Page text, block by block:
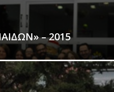
– 2015